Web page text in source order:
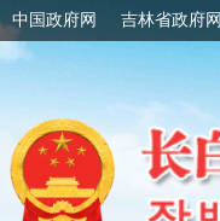
中国政府网 吉林省政府网